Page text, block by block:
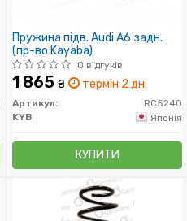
Пружина підв. Audi A6 задн.
(пр-во Kayaba)
0 відгуків
1 865 ₴ термін 2 дн.
Артикул:
RC5240
KYB
Японія
КУПИТИ